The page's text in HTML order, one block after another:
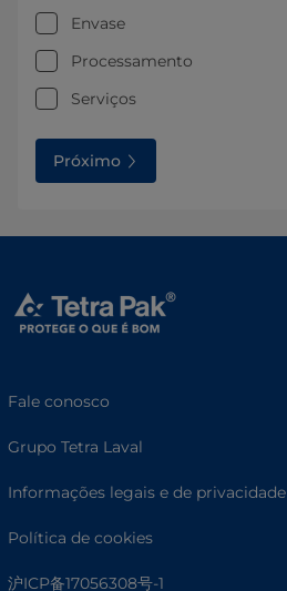
Envase
Processamento
Serviços
Próximo
Fale conosco
Grupo Tetra Laval
Informações legais e de privacidade
Política de cookies
沪ICP备17056308号-1